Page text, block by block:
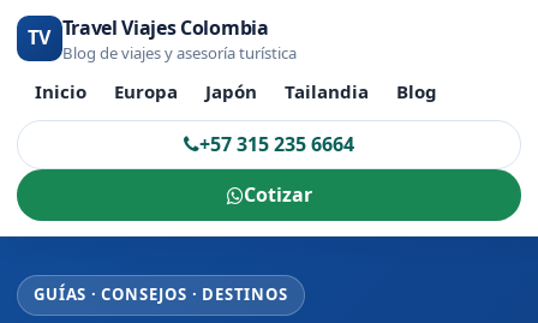
TV Travel Viajes Colombia
Blog de viajes y asesoría turística
Inicio Europa Japón Tailandia Blog
+57 315 235 6664
Cotizar
GUÍAS · CONSEJOS · DESTINOS